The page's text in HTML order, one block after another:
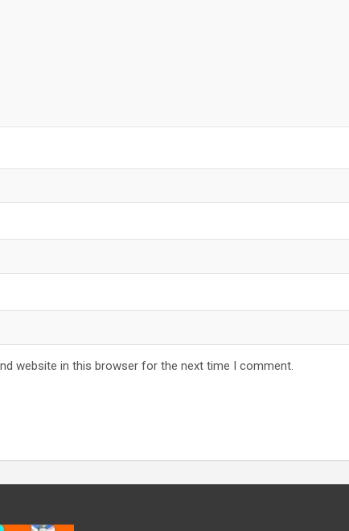
website in this browser for the next time I comment.